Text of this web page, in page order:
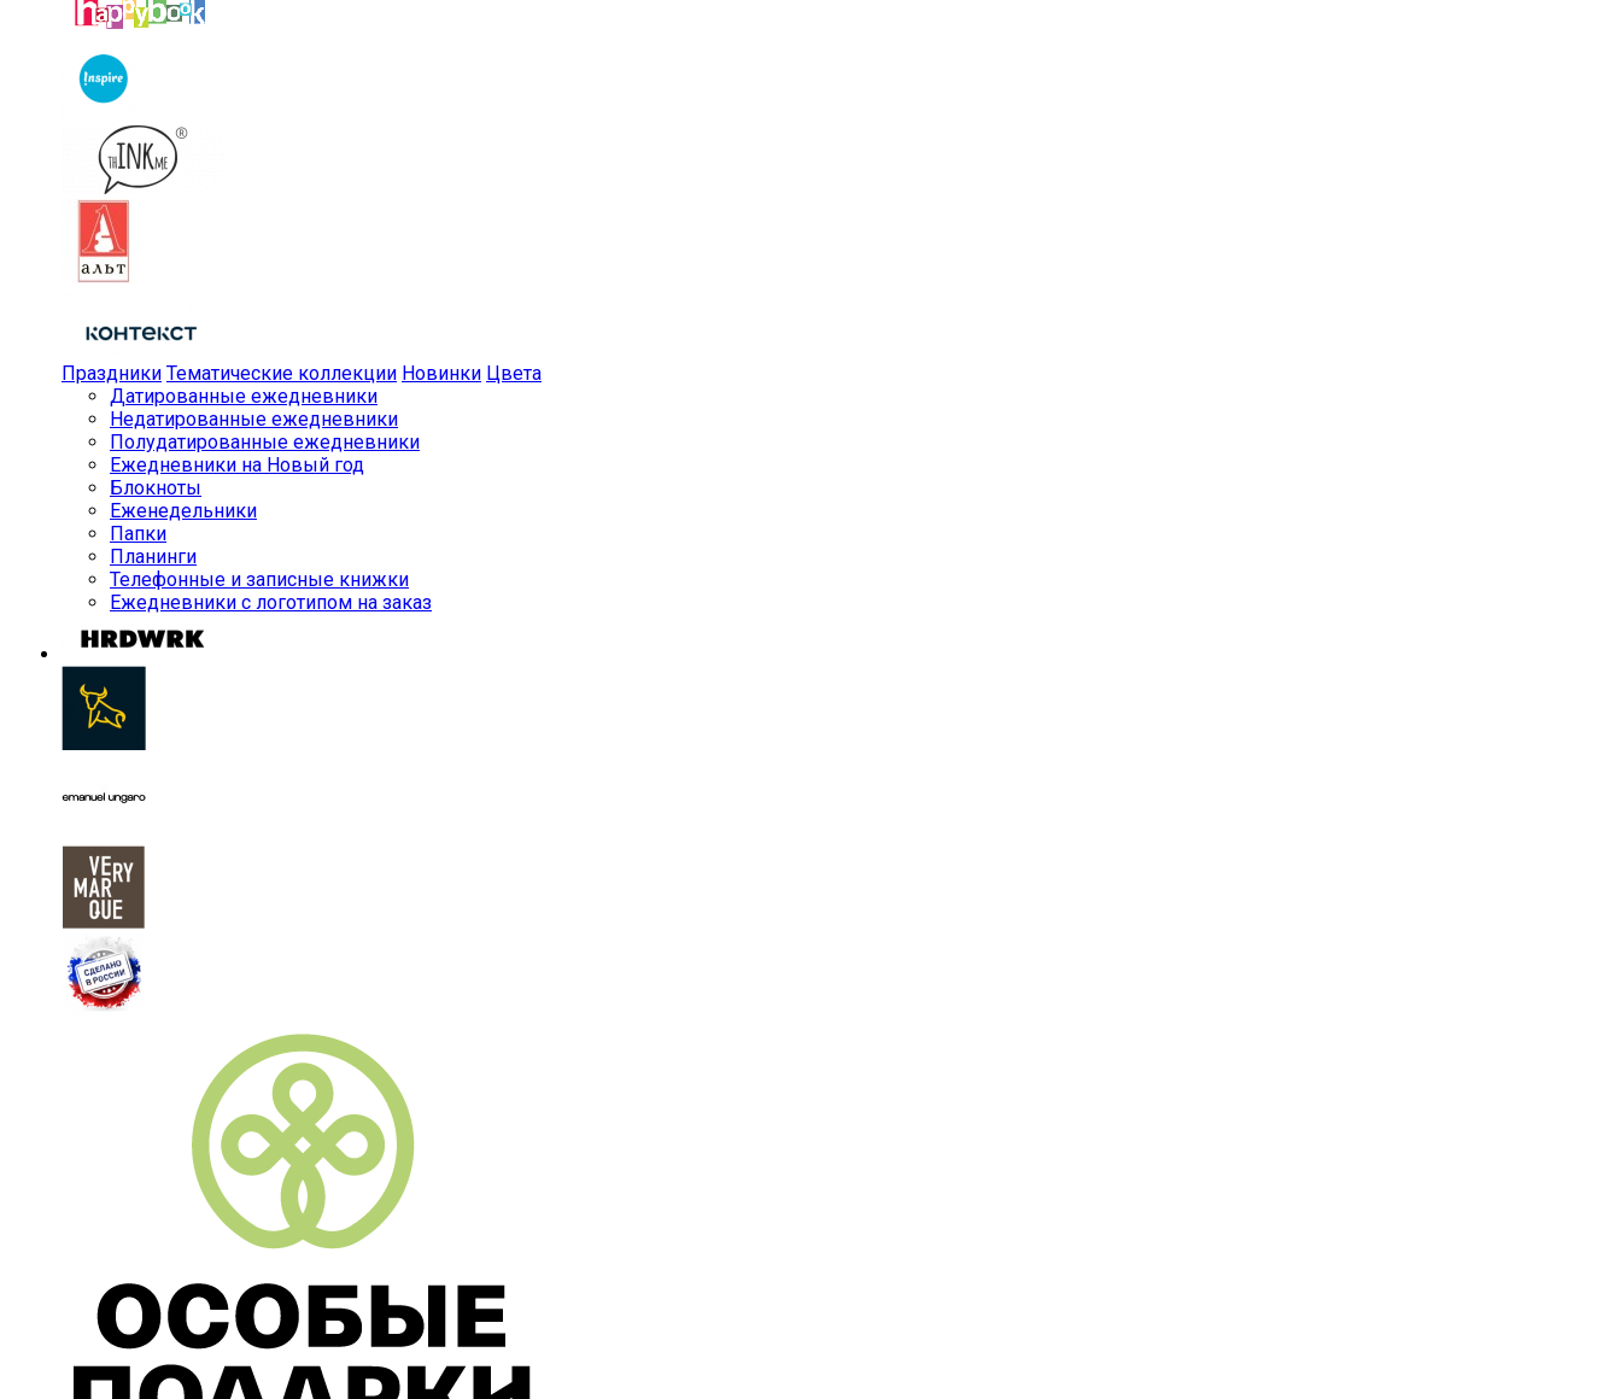
Праздники Тематические коллекции Новинки Цвета
Датированные ежедневники
Недатированные ежедневники
Полудатированные ежедневники
Ежедневники на Новый год
Блокноты
Еженедельники
Папки
Планинги
Телефонные и записные книжки
Ежедневники с логотипом на заказ